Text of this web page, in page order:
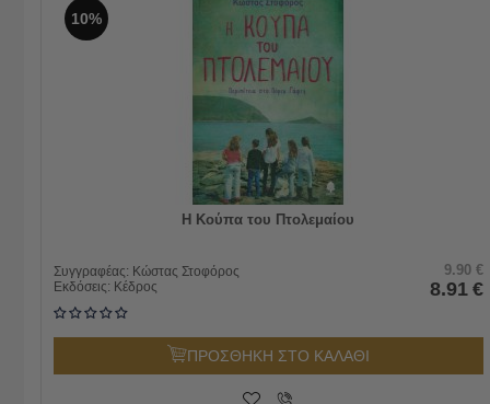
10%
Η Κούπα του Πτολεμαίου
Συγγραφέας: Κώστας Στοφόρος
Εκδόσεις: Κέδρος
9.90 €
8.91 €
ΠΡΟΣΘΗΚΗ ΣΤΟ ΚΑΛΑΘΙ